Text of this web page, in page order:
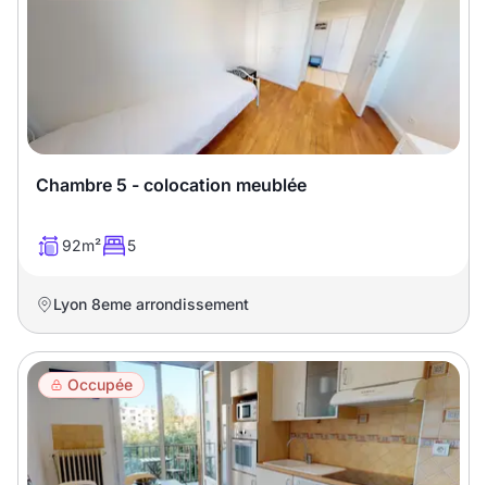
Chambre 5 - colocation meublée
92m² 5
Lyon 8eme arrondissement
Occupée